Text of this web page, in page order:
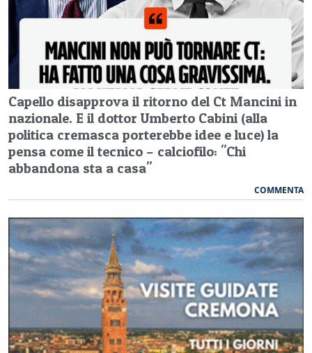
Capello disapprova il ritorno del Ct Mancini in
nazionale. E il dottor Umberto Cabini (alla
politica cremasca porterebbe idee e luce) la
pensa come il tecnico – calciofilo: "Chi
abbandona sta a casa"
COMMENTA